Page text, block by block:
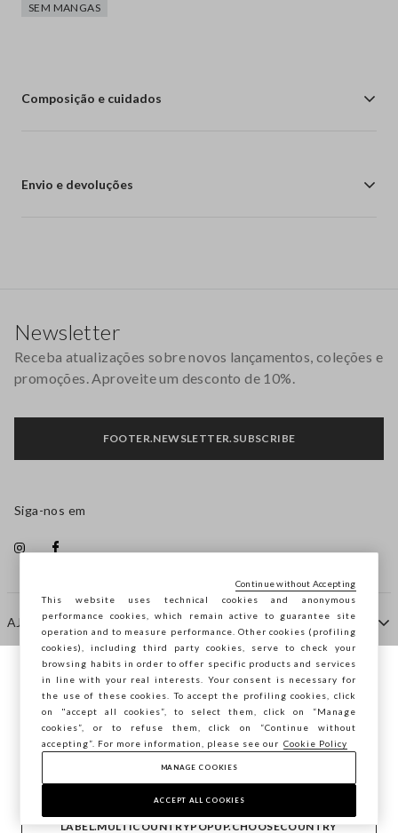
SEM MANGAS
Composição e cuidados
Envio e devoluções
AJUDA
EMPRESA
CONTACTE-NOS
Newsletter
Receba atualizações sobre novos lançamentos, coleções e
promoções. Aproveite um desconto de 10%.
FOOTER.NEWSLETTER.SUBSCRIBE
Siga-nos em
Copyright © Ovs S.p.A. -
Está a navegar na STEFANEL Portugal,
deseja guardar a sua localização?
CONFIRMAR
LABEL.MULTICOUNTRYPOPUP.CHOOSECOUNTRY
footer.item.country Portugal
This website uses technical cookies and anonymous
performance cookies, which remain active to guarantee site
operation and to measure performance. Other cookies (profiling
cookies), including third party cookies, serve to check your
browsing habits in order to offer specific products and services
in line with your real interests. Your consent is necessary for
the use of these cookies. To accept the profiling cookies, click
on "accept all cookies”, to select them, click on “Manage
cookies”, or to refuse them, click on “Continue without
accepting”. For more information, please see our Cookie Policy
MANAGE COOKIES
ACCEPT ALL COOKIES
Continue without Accepting